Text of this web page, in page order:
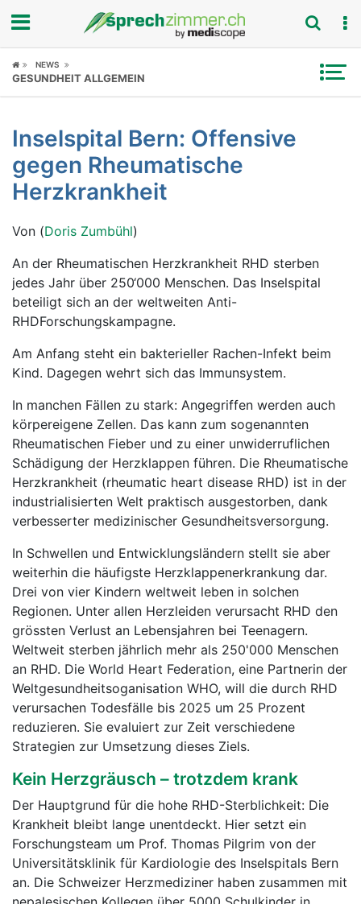
Fokus
Symptome
Untersuchungen
News
Ratgeber
Rubriken
NEWS
GESUNDHEIT ALLGEMEIN
Inselspital Bern: Offensive
gegen Rheumatische
Herzkrankheit
Von (Doris Zumbühl)
An der Rheumatischen Herzkrankheit RHD sterben
jedes Jahr über 250‘000 Menschen. Das Inselspital
beteiligt sich an der weltweiten Anti-
RHDForschungskampagne.
Am Anfang steht ein bakterieller Rachen-Infekt beim
Kind. Dagegen wehrt sich das Immunsystem.
In manchen Fällen zu stark: Angegriffen werden auch
körpereigene Zellen. Das kann zum sogenannten
Rheumatischen Fieber und zu einer unwiderruflichen
Schädigung der Herzklappen führen. Die Rheumatische
Herzkrankheit (rheumatic heart disease RHD) ist in der
industrialisierten Welt praktisch ausgestorben, dank
verbesserter medizinischer Gesundheitsversorgung.
In Schwellen und Entwicklungsländern stellt sie aber
weiterhin die häufigste Herzklappenerkrankung dar.
Drei von vier Kindern weltweit leben in solchen
Regionen. Unter allen Herzleiden verursacht RHD den
grössten Verlust an Lebensjahren bei Teenagern.
Weltweit sterben jährlich mehr als 250'000 Menschen
an RHD. Die World Heart Federation, eine Partnerin der
Weltgesundheitsoganisation WHO, will die durch RHD
verursachen Todesfälle bis 2025 um 25 Prozent
reduzieren. Sie evaluiert zur Zeit verschiedene
Strategien zur Umsetzung dieses Ziels.
Kein Herzgräusch – trotzdem krank
Der Hauptgrund für die hohe RHD-Sterblichkeit: Die
Krankheit bleibt lange unentdeckt. Hier setzt ein
Forschungsteam um Prof. Thomas Pilgrim von der
Universitätsklinik für Kardiologie des Inselspitals Bern
an. Die Schweizer Herzmediziner haben zusammen mit